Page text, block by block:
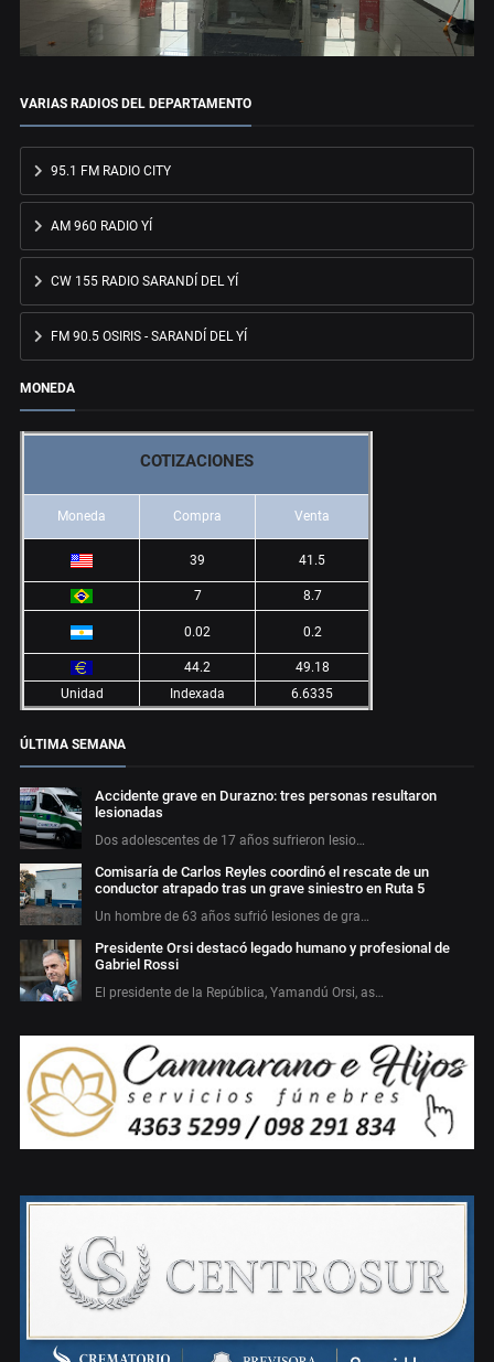
VARIAS RADIOS DEL DEPARTAMENTO
95.1 FM RADIO CITY
AM 960 RADIO YÍ
CW 155 RADIO SARANDÍ DEL YÍ
FM 90.5 OSIRIS - SARANDÍ DEL YÍ
MONEDA
COTIZACIONES
Moneda Compra Venta
39 41.5
7 8.7
0.02 0.2
44.2
49.18
Unidad
Indexada 6.6335
ÚLTIMA SEMANA
Accidente grave en Durazno: tres personas resultaron
lesionadas
Dos adolescentes de 17 años sufrieron lesio…
Comisaría de Carlos Reyles coordinó el rescate de un
conductor atrapado tras un grave siniestro en Ruta 5
Un hombre de 63 años sufrió lesiones de gra…
Presidente Orsi destacó legado humano y profesional de
Gabriel Rossi
El presidente de la República, Yamandú Orsi, as…